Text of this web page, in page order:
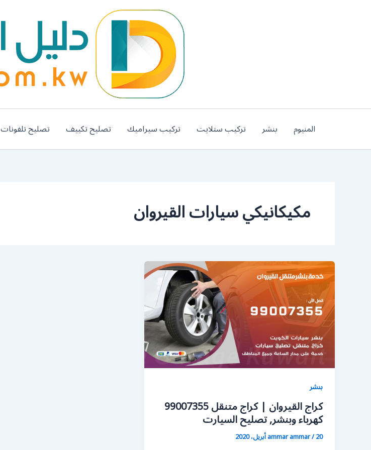
المنيوم بنشر تركيب ستلايت تركيب سيراميك تصليح تكييف تصليح تلفونات
مكيكانيكي سيارات القيروان
بنشر
كراج القيروان | كراج متنقل 99007355
كهرباء وبنشر, تصليح السيارت
ammar ammar/20 أبريل، 2020